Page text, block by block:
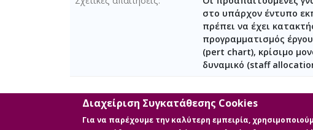
στο υπάρχον έντυπο
πρέπει να έχει
προγραμματισμός
(pert chart), κρίσιμο
δυναμικό (staff
Διαθέσιμα ψηφιακά αρχεία
Διαχείριση Συγκατάθεσης Cookies
Για να παρέχουμε την καλύτερη εμπειρία,